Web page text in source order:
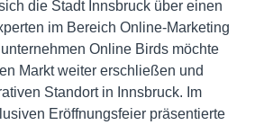
die Stadt Innsbruck über einen
im Bereich Online-Marketing
Online Birds möchte
Markt weiter erschließen und
Standort in Innsbruck. Im
Eröffnungsfeier präsentierte